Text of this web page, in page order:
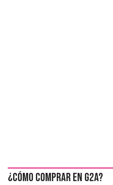
¿Cómo comprar en G2A?